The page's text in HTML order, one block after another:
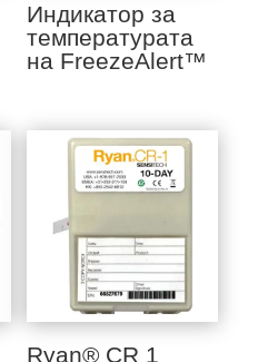
Индикатор за
температурата
на FreezeAlert™
Ryan® CR 1